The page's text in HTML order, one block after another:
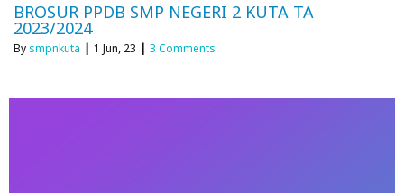
BROSUR PPDB SMP NEGERI 2 KUTA TA
2023/2024
By smpnkuta | 1 Jun, 23 | 3 Comments